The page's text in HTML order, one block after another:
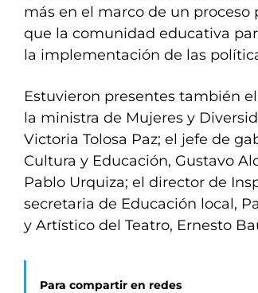
más en el marco de un
que la comunidad educativa
la implementación de las
Estuvieron presentes también
la ministra de Mujeres y
Victoria Tolosa Paz; el jefe de
Cultura y Educación, Gustavo
Pablo Urquiza; el director de
secretaria de Educación local,
y Artístico del Teatro, Ernesto
Para compartir en redes